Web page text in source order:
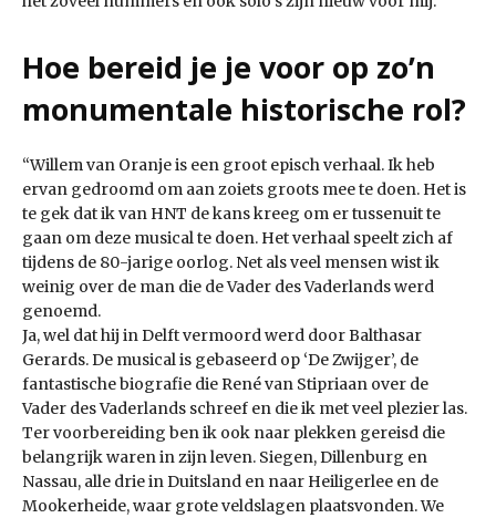
Hoe bereid je je voor op zo’n
monumentale historische rol?
“Willem van Oranje is een groot episch verhaal. Ik heb
ervan gedroomd om aan zoiets groots mee te doen. Het is
te gek dat ik van HNT de kans kreeg om er tussenuit te
gaan om deze musical te doen. Het verhaal speelt zich af
tijdens de 80-jarige oorlog. Net als veel mensen wist ik
weinig over de man die de Vader des Vaderlands werd
genoemd.
Ja, wel dat hij in Delft vermoord werd door Balthasar
Gerards. De musical is gebaseerd op ‘De Zwijger’, de
fantastische biografie die René van Stipriaan over de
Vader des Vaderlands schreef en die ik met veel plezier las.
Ter voorbereiding ben ik ook naar plekken gereisd die
belangrijk waren in zijn leven. Siegen, Dillenburg en
Nassau, alle drie in Duitsland en naar Heiligerlee en de
Mookerheide, waar grote veldslagen plaatsvonden. We